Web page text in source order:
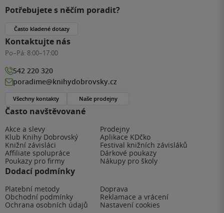
Často navštěvované
Akce a slevy
Prodejny
Klub Knihy Dobrovský
Aplikace KDčko
Knižní závisláci
Festival knižních závisláků
Affiliate spolupráce
Dárkové poukazy
Poukazy pro firmy
Nákupy pro školy
Dodací podmínky
Platební metody
Doprava
Obchodní podmínky
Reklamace a vrácení
Ochrana osobních údajů
Nastavení cookies
Potřebujete s něčím poradit?
Často kladené dotazy
Kontaktujte nás
Po–Pá: 8:00–17:00
542 220 320
poradime@knihydobrovsky.cz
Všechny kontakty Naše prodejny